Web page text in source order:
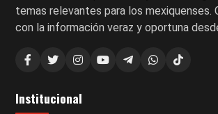
temas relevantes para los mexiquenses.
con la información veraz y oportuna
Institucional